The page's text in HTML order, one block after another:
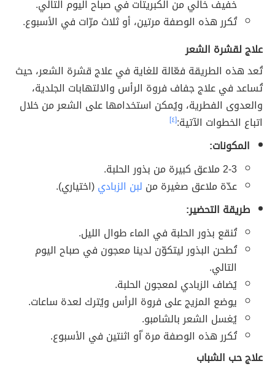
خفيف خالي من الكبريتات في صباح اليوم التالي.
تُكرر هذه الوصفة مرتين، أو ثلاث مرّات في الأسبوع.
علاج لقشرة الشعر
تُعد هذه الطريقة فعّالة للغاية في علاج قشرة الشعر، حيث
تُساعد في علاج جفاف فروة الرأس والالتهابات الجلدية،
والعدوى الفطرية، ويُمكن استخدامها على الشعر من خلال
اتباع الخطوات الآتية:[٤]
المكونات:
2-3 ملاعق كبيرة من بذور الحلبة.
عدّة ملاعق صغيرة من لبن الزبادي(اختياري).
طريقة التحضير:
تُنقع بذور الحلبة في الماء طوال الليل.
تُطحن البذور ليتكوّن لدينا معجون في صباح اليوم
التالي.
يُضاف الزبادي لمعجون الحلبة.
يوضع المزيج على فروة الرأس ويُترك لعدة ساعات.
يُغسل الشعر بالشامبو.
تُكرر هذه الوصفة مرة ًأو اثنتين في الأسبوع.
علاج حب الشباب